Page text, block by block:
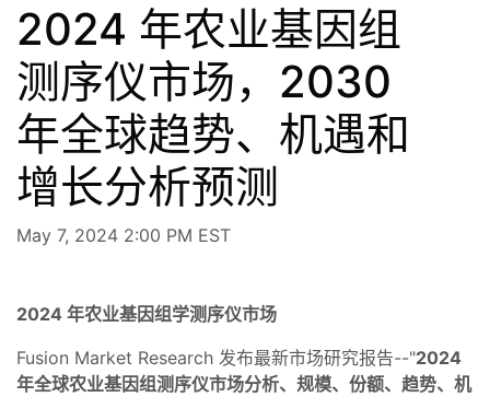
2024 年农业基因组
测序仪市场，2030
年全球趋势、机遇和
增长分析预测
May 7, 2024 2:00 PM EST
2024 年农业基因组学测序仪市场
Fusion Market Research 发布最新市场研究报告--"2024
年全球农业基因组测序仪市场分析、规模、份额、趋势、机